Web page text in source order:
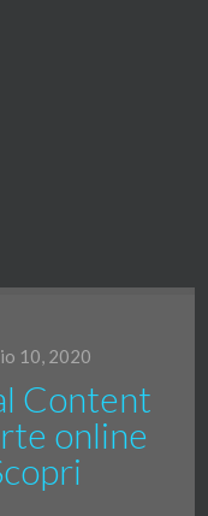
10, 2020
Content
online